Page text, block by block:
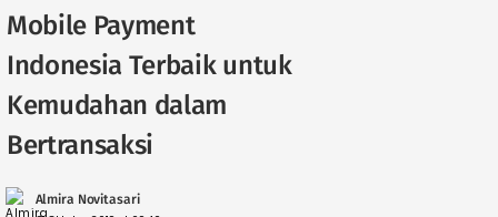
Mobile Payment
Indonesia Terbaik untuk
Kemudahan dalam
Bertransaksi
Almira Novitasari